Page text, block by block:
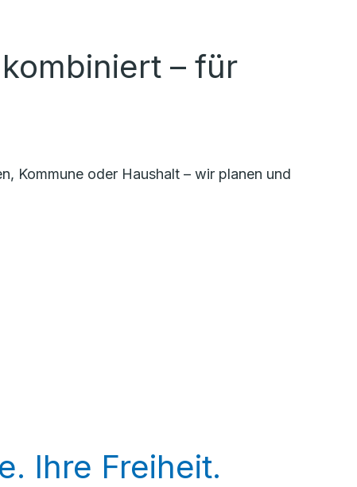
– für
Kommune oder Haushalt – wir planen und
Ihre Freiheit.